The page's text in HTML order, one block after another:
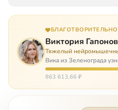
Виктория
Тяжелый
Вика из Зеленограда
будучи в сознательном
привыкать к
863 613,66 ₽